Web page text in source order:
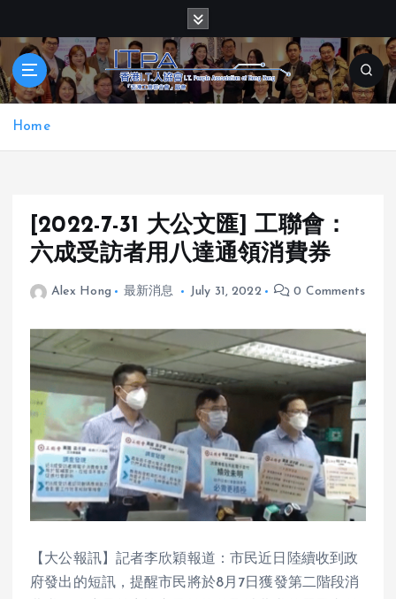
i
p
t
o
Home
[2022-7-31 大公文匯] 工聯會：
六成受訪者用八達通領消費券
Alex Hong 最新消息 July 31, 2022 0 Comments
【大公報訊】記者李欣穎報道：市民近日陸續收到政
府發出的短訊，提醒市民將於8月7日獲發第二階段消